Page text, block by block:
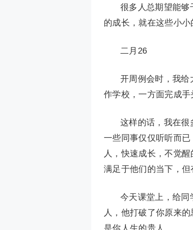
很多人总期望能够
的成长，就在这些小
二月26
开周例会时，我给
作学校，一方面完成手
这样的话，我在很
一些同事仅仅听听而
人，快速成长，不觉
满足于他们的当下，但
今天课堂上，给同
人，他打破了你原来
是你人生的贵人。